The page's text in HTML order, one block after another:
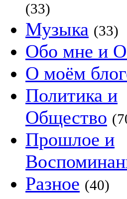
(33)
Музыка (33)
Обо мне и О
О моём
Политика и
Общество
Прошлое и
Разное (40)